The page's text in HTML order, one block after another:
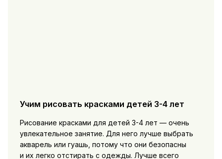
Учим рисовать красками детей 3-4 лет
Рисование красками для детей 3-4 лет — очень
увлекательное занятие. Для него лучше выбрать
акварель или гуашь, потому что они безопасны
и их легко отстирать с одежды. Лучше всего